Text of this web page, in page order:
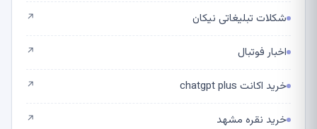
شکلات تبلیغاتی نیکان
اخبار فوتبال
خرید اکانت chatgpt plus
خرید نقره مشهد